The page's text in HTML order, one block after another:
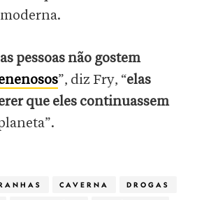
as pessoas não gostem
”, diz Fry, “elas
que eles continuassem
CAVERNA DROGAS